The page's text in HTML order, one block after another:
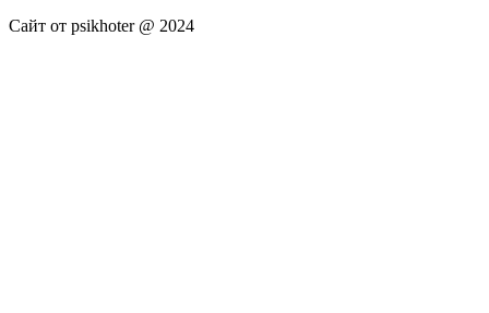
Сайт от psikhoter @ 2024